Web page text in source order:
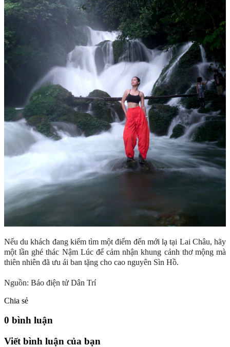
Nếu du khách đang kiếm tìm một điểm đến mới lạ tại Lai Châu, hãy
một lần ghé thác Nậm Lúc để cảm nhận khung cảnh thơ mộng mà
thiên nhiên đã ưu ái ban tặng cho cao nguyên Sìn Hồ.
Nguồn: Báo điện tử Dân Trí
Chia sẻ
0 bình luận
Viết bình luận của bạn